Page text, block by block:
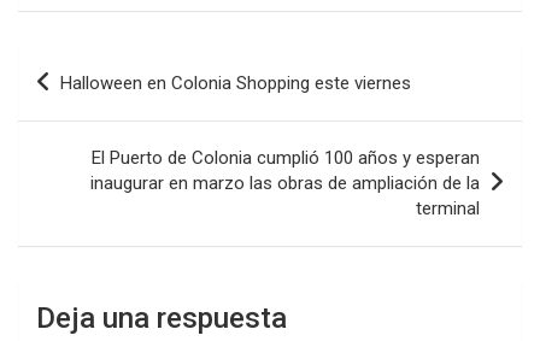
ce
o
o
k
tt at
A
p
p
ke
n
m
ar
tir
Navegación
de
Halloween en Colonia Shopping este viernes
El Puerto de Colonia cumplió 100 años y esperan
inaugurar en marzo las obras de ampliación de la
terminal
Deja una respuesta